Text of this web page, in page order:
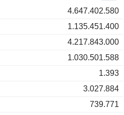
4.647.402.580
1.135.451.400
4.217.843.000
1.030.501.588
1.393
3.027.884
739.771